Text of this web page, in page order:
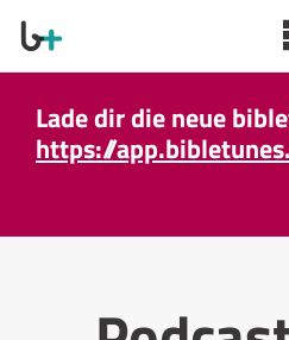
Lade dir die neue
https://